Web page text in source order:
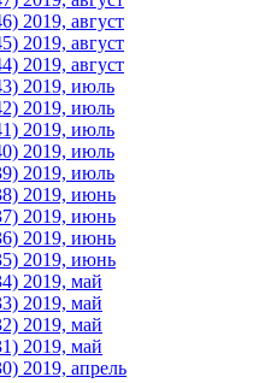
2019, август
2019, август
2019, август
2019, июль
2019, июль
2019, июль
2019, июль
2019, июль
2019, июнь
2019, июнь
2019, июнь
2019, июнь
2019, май
2019, май
2019, май
2019, май
2019, апрель